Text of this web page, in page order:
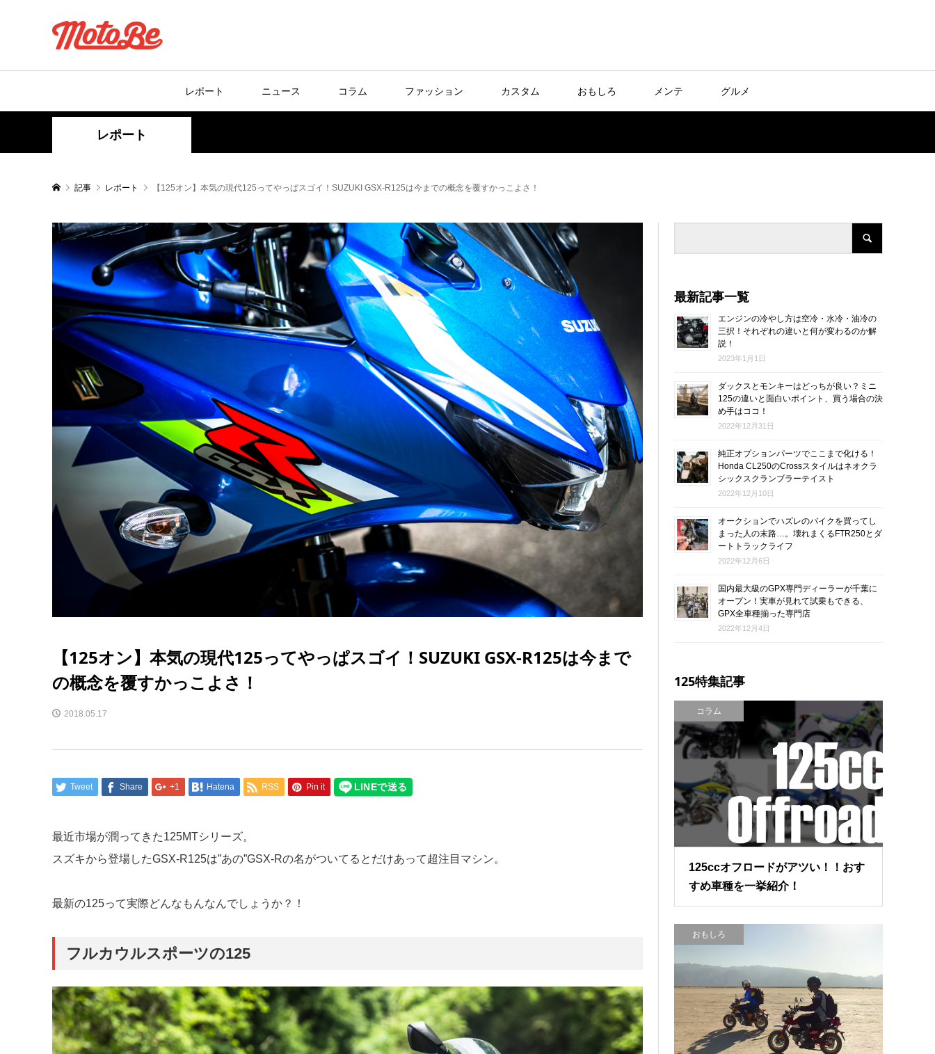
レポート ニュース コラム ファッション カスタム おもしろ メンテ グルメ
レポート
記事 レポート 【125オン】本気の現代125ってやっぱスゴイ！SUZUKI GSX-R125は今までの概念を覆すかっこよさ！
【125オン】本気の現代125ってやっぱスゴイ！SUZUKI GSX-R125は今まで
の概念を覆すかっこよさ！
2018.05.17
Tweet Share +1 Hatena RSS Pin it
最近市場が潤ってきた125MTシリーズ。
スズキから登場したGSX-R125は”あの”GSX-Rの名がついてるとだけあって超注目マシン。
最新の125って実際どんなもんなんでしょうか？！
フルカウルスポーツの125
最新記事一覧
エンジンの冷やし方は空冷・水冷・油冷の
三択！それぞれの違いと何が変わるのか解
説！
2023年1月1日
ダックスとモンキーはどっちが良い？ミニ
125の違いと面白いポイント、買う場合の決
め手はココ！
2022年12月31日
純正オプションパーツでここまで化ける！
Honda CL250のCrossスタイルはネオクラ
シックスクランブラーテイスト
2022年12月10日
オークションでハズレのバイクを買ってし
まった人の末路…。壊れまくるFTR250とダ
ートトラックライフ
2022年12月6日
国内最大級のGPX専門ディーラーが千葉に
オープン！実車が見れて試乗もできる、
GPX全車種揃った専門店
2022年12月4日
125特集記事
コラム
125ccオフロードがアツい！！おす
すめ車種を一挙紹介！
おもしろ